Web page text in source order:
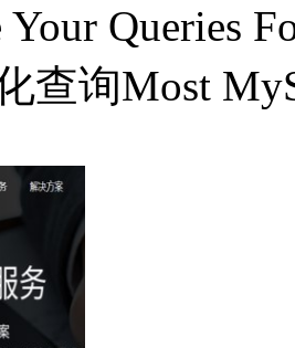
Queries
查询Most